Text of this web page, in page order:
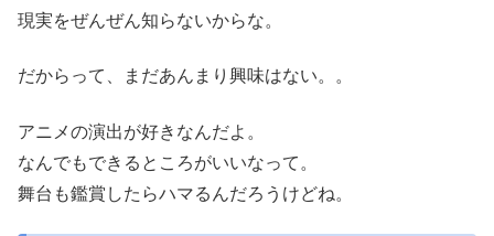
現実をぜんぜん知らないからな。
だからって、まだあんまり興味はない。。
アニメの演出が好きなんだよ。
なんでもできるところがいいなって。
舞台も鑑賞したらハマるんだろうけどね。